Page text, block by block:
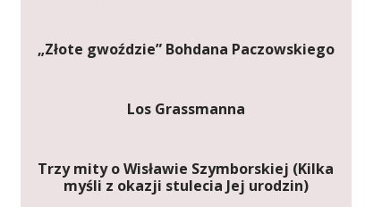
„Złote gwoździe” Bohdana Paczowskiego
Los Grassmanna
Trzy mity o Wisławie Szymborskiej (Kilka
myśli z okazji stulecia Jej urodzin)